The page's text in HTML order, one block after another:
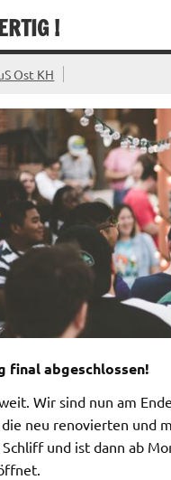
!
Ost KH
final abgeschlossen!
Wir sind nun am
neu renovierten und
und ist dann ab